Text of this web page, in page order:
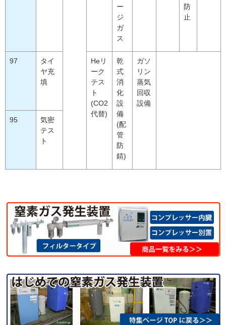
ー
ジ
ガ
ス
防
止
97
タイ
ヤ充
填
Heリ
ーク
テス
ト
(CO2
代替)
乾
式
消
化
設
備
(配
管
防
錆)
ガソ
リン
蒸気
回収
設備
95
気密
テス
ト